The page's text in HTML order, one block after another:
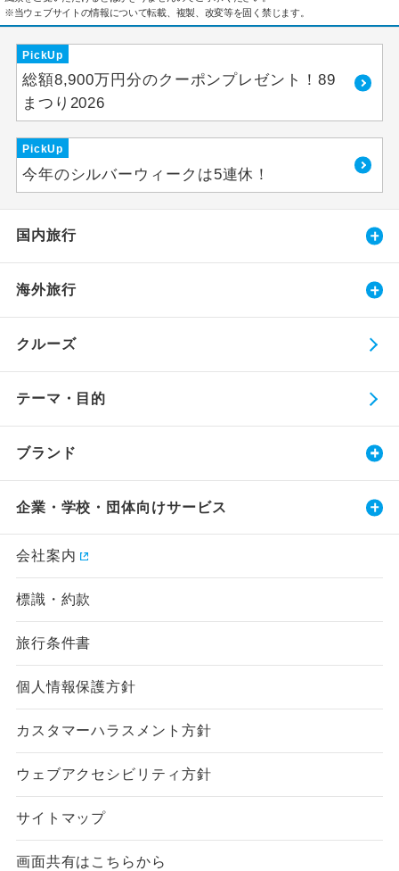
※当ウェブサイトの情報について転載、複製、改変等を固く禁じます。
PickUp
総額8,900万円分のクーポンプレゼント！89
まつり2026
PickUp
今年のシルバーウィークは5連休！
国内旅行
海外旅行
クルーズ
テーマ・目的
ブランド
企業・学校・団体向けサービス
会社案内
標識・約款
旅行条件書
個人情報保護方針
カスタマーハラスメント方針
ウェブアクセシビリティ方針
サイトマップ
画面共有はこちらから